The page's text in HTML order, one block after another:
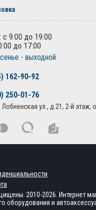
с 9:00 до 19:00
до 17:00
- выходной
162-90-92
250-01-76
ул., д.21, 2-й этаж,
2010-2026. Интернет
оборудования и